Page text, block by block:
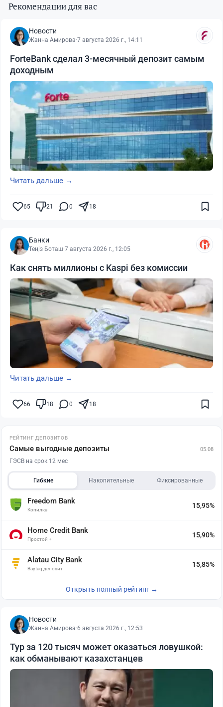
Рекомендации для вас
Новости
Жанна Амирова·7 августа 2026 г., 14:11
ForteBank сделал 3-месячный депозит самым
доходным
Читать дальше →
65 21 0 18
Банки
Теңіз Боташ·7 августа 2026 г., 12:05
Как снять миллионы с Kaspi без комиссии
Читать дальше →
66 18 0 18
РЕЙТИНГ ДЕПОЗИТОВ
Самые выгодные депозиты 05.08
ГЭСВ на срок 12 мес
Гибкие Накопительные Фиксированные
Freedom Bank
Копилка
15,95%
Home Credit Bank
Простой +
15,90%
Alatau City Bank
Baytaq депозит
15,85%
Открыть полный рейтинг →
Новости
Жанна Амирова·6 августа 2026 г., 12:53
Тур за 120 тысяч может оказаться ловушкой:
как обманывают казахстанцев